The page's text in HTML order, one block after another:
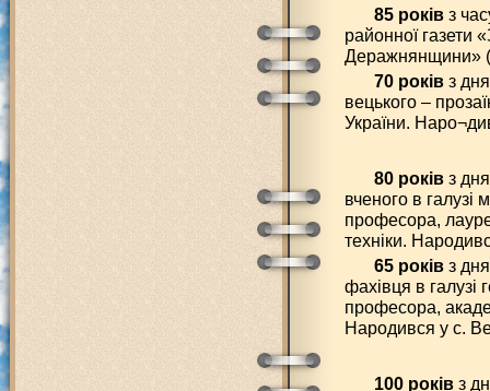
85 роківз
районної газети
Деражнянщини»
70 роківз
вецького –
України.
80 роківз
вченого в галузі
професора,
техніки.
65 роківз
фахівця в галузі
професора,
Народився у с.
100 роківз